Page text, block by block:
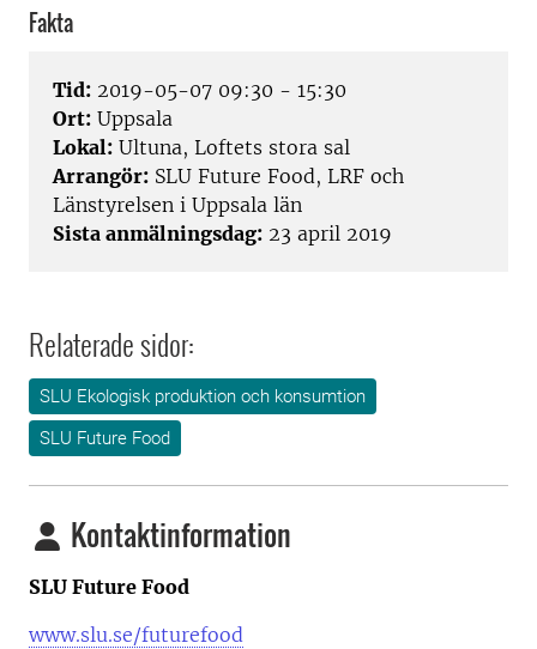
Fakta
Tid: 2019-05-07 09:30 - 15:30
Ort: Uppsala
Lokal: Ultuna, Loftets stora sal
Arrangör: SLU Future Food, LRF och
Länstyrelsen i Uppsala län
Sista anmälningsdag: 23 april 2019
Relaterade sidor:
SLU Ekologisk produktion och konsumtion
SLU Future Food
Kontaktinformation
SLU Future Food
www.slu.se/futurefood